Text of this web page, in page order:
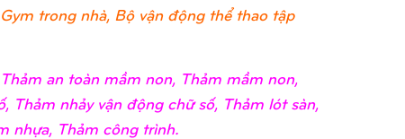
trong nhà, Bộ vận động thể thao tập
an toàn mầm non, Thảm mầm non,
Thảm nhảy vận động chữ số, Thảm lót sàn,
nhựa, Thảm công trình.